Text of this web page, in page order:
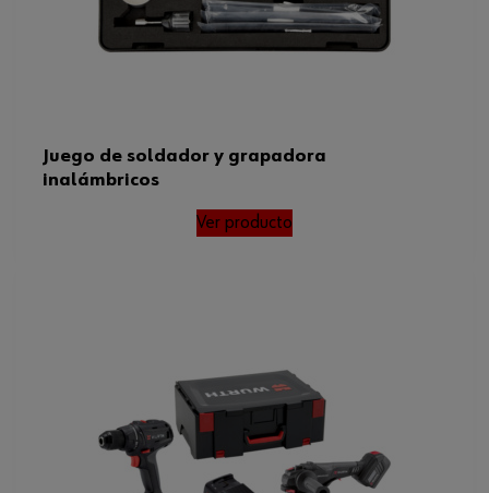
Juego de soldador y grapadora
inalámbricos
Ver producto